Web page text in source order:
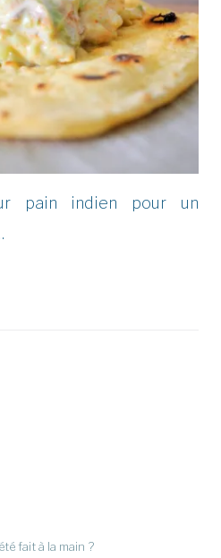
pain indien pour un
fait à la main ?